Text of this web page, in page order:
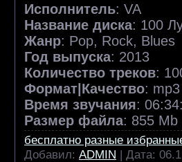
Исполнитель: VA
Название диска: 100
Жанр: Pop, Rock, Blues
Год выпуска: 2013
Количество треков:
Формат|Качество:
Время звучания:
Размер файла: 855 Mb
бесплатно разные
Добавил: ADMIN | Дата: